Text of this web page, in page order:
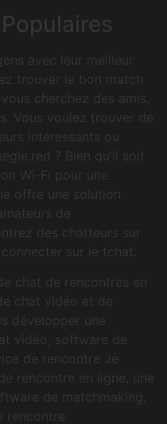
avec leur meilleur
trouver le bon match
cherchez des amis,
Vous voulez trouver de
intéressants ou
? Bien qu’il soit
Wi-Fi pour une
offre une solution
de
des chatteurs sur
sur le tchat.
chat de rencontres en
chat vidéo et de
développer une
vidéo, software de
de rencontre Je
rencontre en ligne, une
de matchmaking,
rencontre